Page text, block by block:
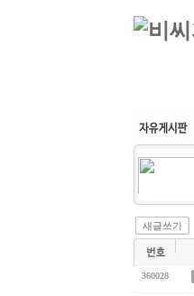
커뮤니티
새글쓰기
360028